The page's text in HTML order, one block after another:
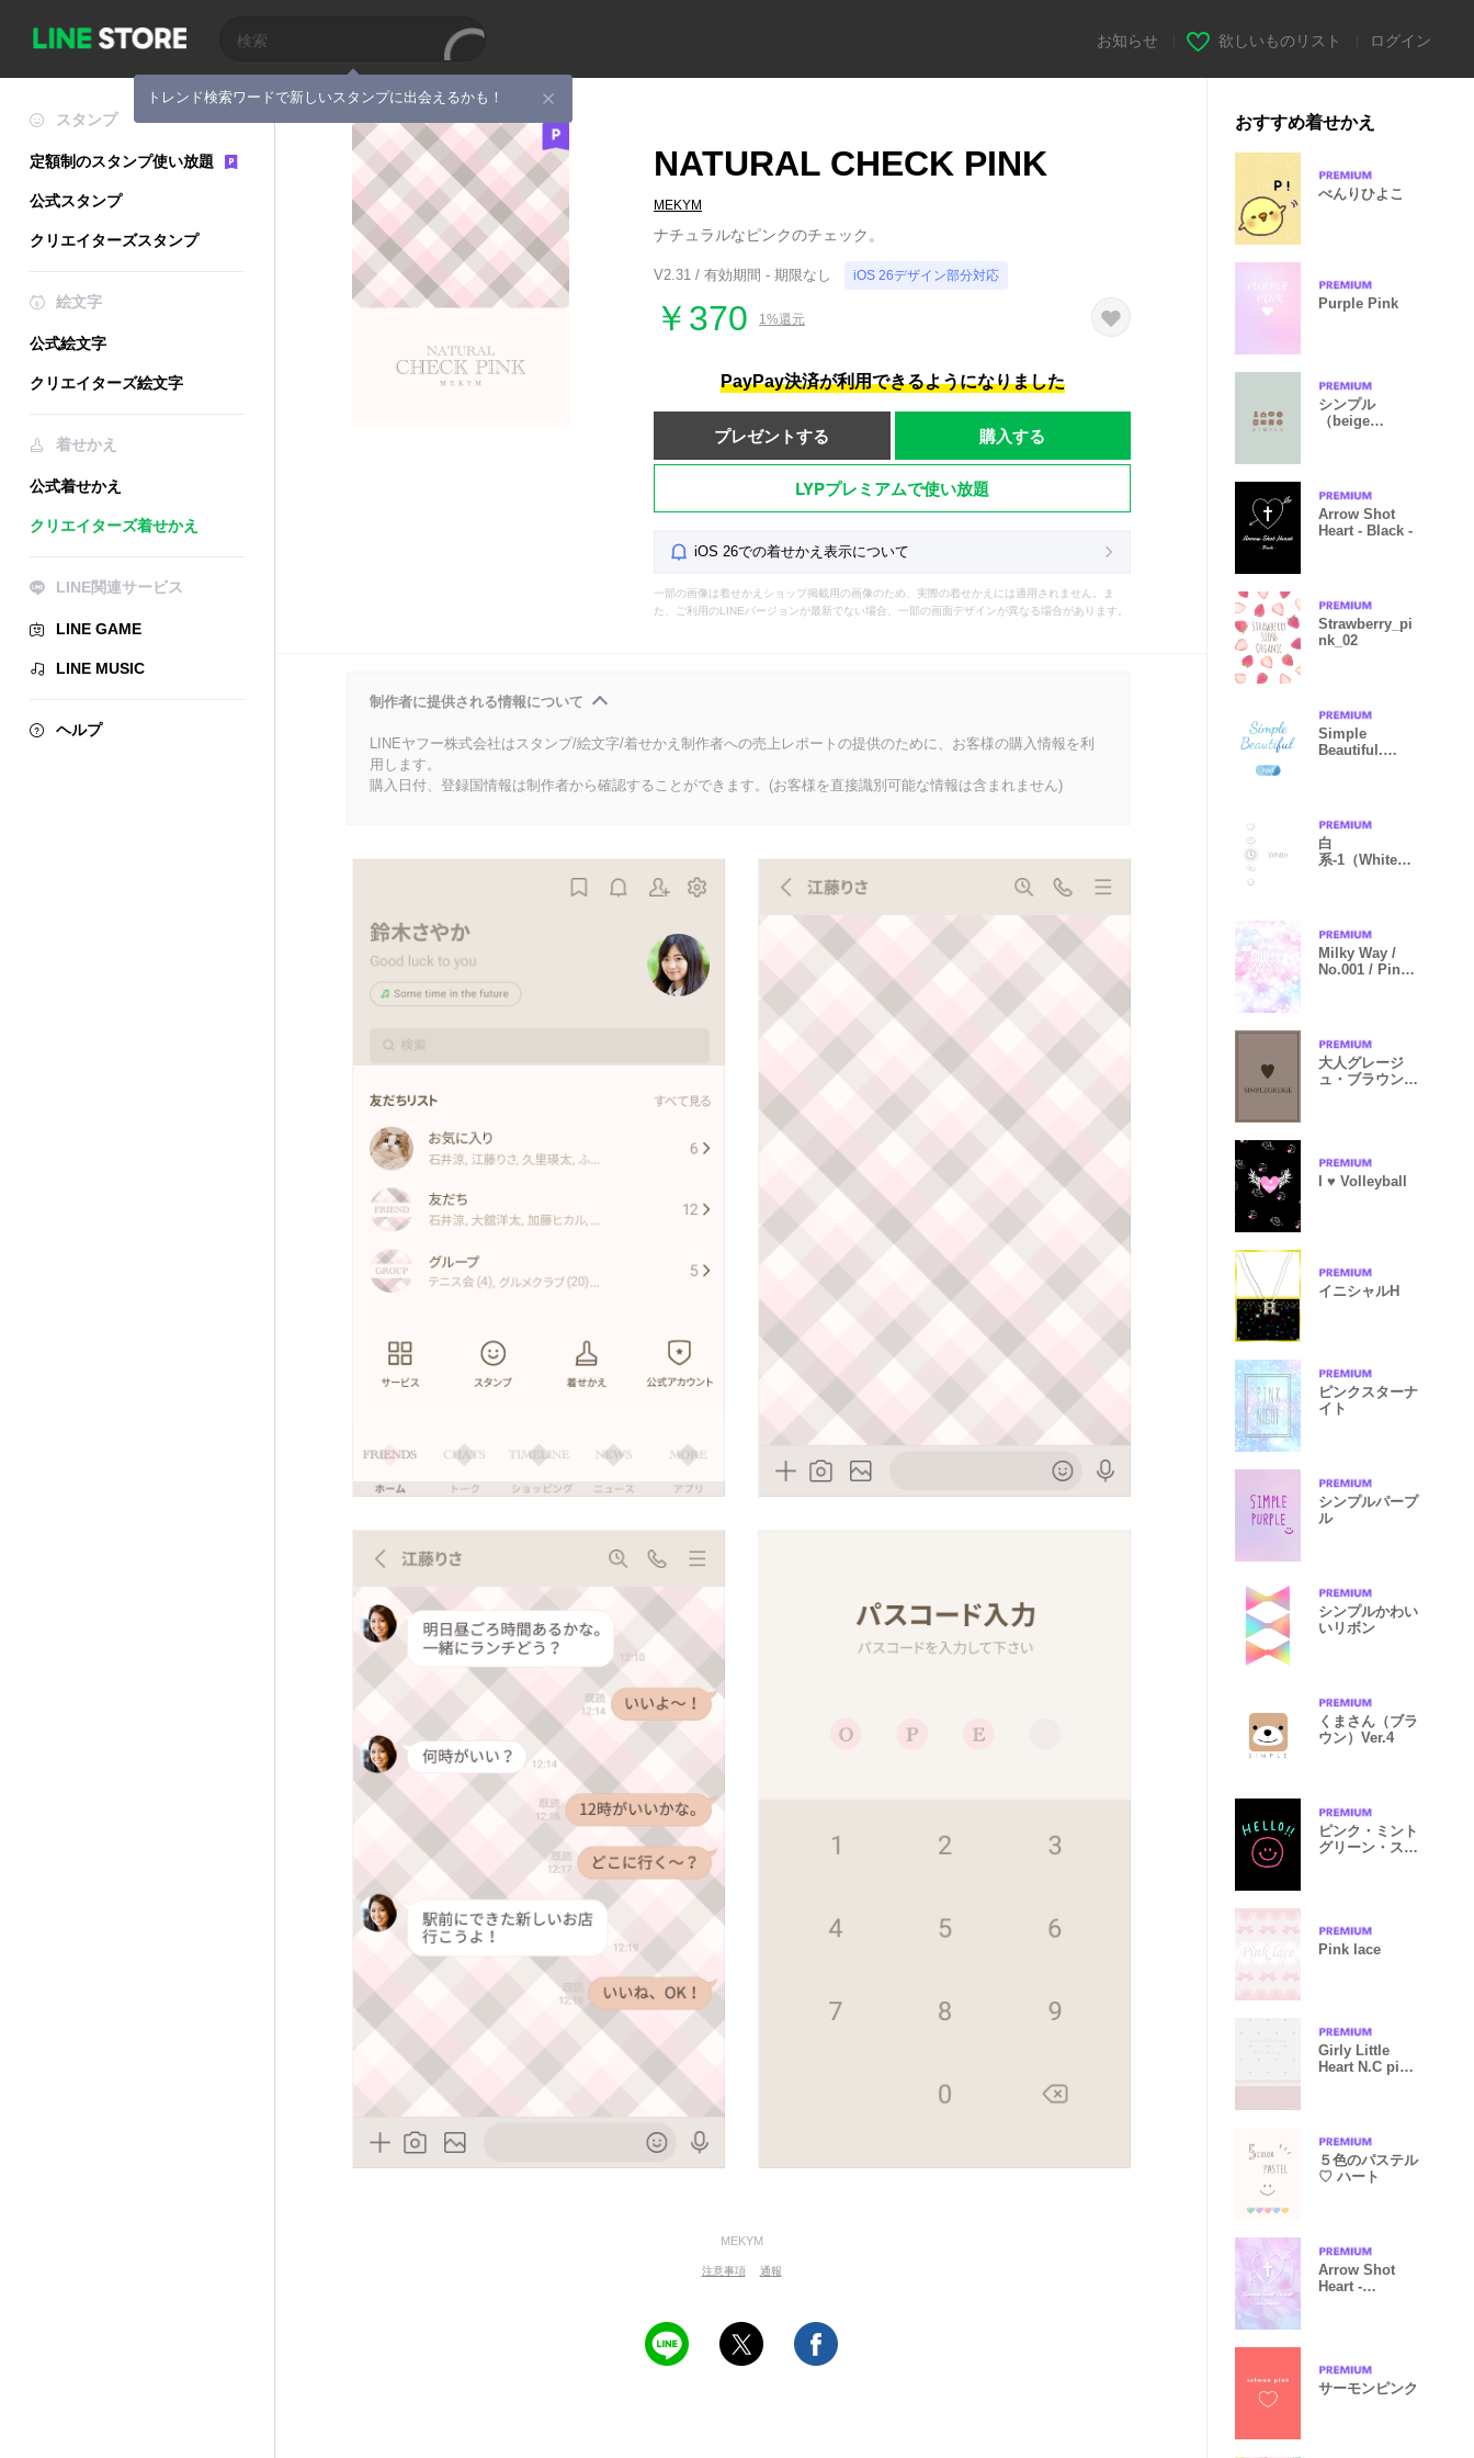
トレンド検索ワードで新しいスタンプに出会えるかも！
お知らせ 欲しいものリスト ログイン
スタンプ
定額制のスタンプ使い放題
公式スタンプ
クリエイターズスタンプ
絵文字
公式絵文字
クリエイターズ絵文字
着せかえ
公式着せかえ
クリエイターズ着せかえ
LINE関連サービス
LINE GAME
LINE MUSIC
ヘルプ
NATURAL CHECK PINK
MEKYM
ナチュラルなピンクのチェック。
V2.31 / 有効期間 - 期限なし iOS 26デザイン部分対応
￥370 1%還元
PayPay決済が利用できるようになりました
プレゼントする 購入する
LYPプレミアムで使い放題
iOS 26での着せかえ表示について
一部の画像は着せかえショップ掲載用の画像のため、実際の着せかえには適用されません。ま
た、ご利用のLINEバージョンが最新でない場合、一部の画面デザインが異なる場合があります。
制作者に提供される情報について
LINEヤフー株式会社はスタンプ/絵文字/着せかえ制作者への売上レポートの提供のために、お客様の購入情報を利
用します。
購入日付、登録国情報は制作者から確認することができます。(お客様を直接識別可能な情報は含まれません)
MEKYM
注意事項 通報
おすすめ着せかえ
べんりひよこ
Purple Pink
シンプル
（beige
Arrow Shot
Heart - Black -
Strawberry_pi
nk_02
Simple
Beautiful.
白
系-1（White）
Milky Way /
No.001 / Pink
大人グレージ
ュ・ブラウンハ
I ♥ Volleyball
イニシャルH
ピンクスターナ
イト
シンプルパープ
ル
シンプルかわい
いリボン
くまさん（ブラ
ウン）Ver.4
ピンク・ミント
グリーン・スマ
Pink lace
Girly Little
Heart N.C pink
５色のパステル
♡ ハート
Arrow Shot
Heart -
サーモンピンク